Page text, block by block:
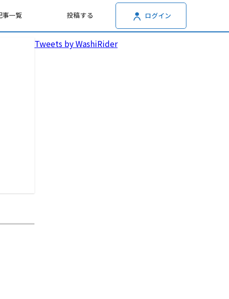
事一覧 投稿する ログイン
Tweets by WashiRider